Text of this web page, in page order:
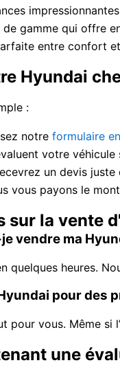
de gamme qui offre
entre confort
Hyundai
:
notre formulaire
votre
un devis
vous payons le
sur la vente
vendre ma
quelques heures.
pour des
pour vous. Même si
une